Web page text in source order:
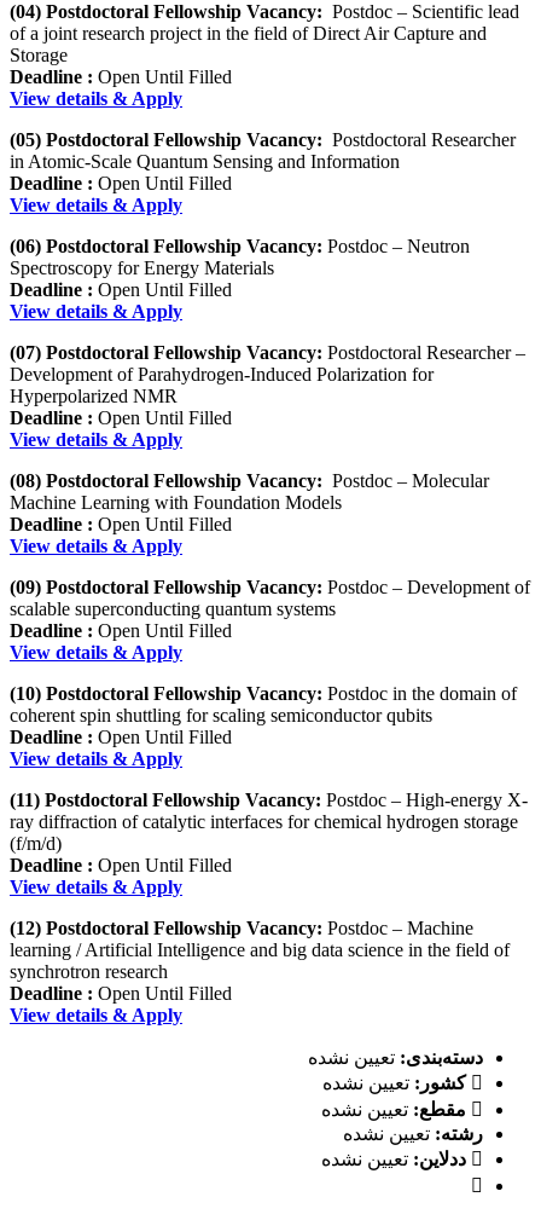
(04) Postdoctoral Fellowship Vacancy: Postdoc – Scientific lead
of a joint research project in the field of Direct Air Capture and
Storage
Deadline : Open Until Filled
View details & Apply
(05) Postdoctoral Fellowship Vacancy: Postdoctoral Researcher
in Atomic-Scale Quantum Sensing and Information
Deadline : Open Until Filled
View details & Apply
(06) Postdoctoral Fellowship Vacancy: Postdoc – Neutron
Spectroscopy for Energy Materials
Deadline : Open Until Filled
View details & Apply
(07) Postdoctoral Fellowship Vacancy: Postdoctoral Researcher –
Development of Parahydrogen-Induced Polarization for
Hyperpolarized NMR
Deadline : Open Until Filled
View details & Apply
(08) Postdoctoral Fellowship Vacancy: Postdoc – Molecular
Machine Learning with Foundation Models
Deadline : Open Until Filled
View details & Apply
(09) Postdoctoral Fellowship Vacancy: Postdoc – Development of
scalable superconducting quantum systems
Deadline : Open Until Filled
View details & Apply
(10) Postdoctoral Fellowship Vacancy: Postdoc in the domain of
coherent spin shuttling for scaling semiconductor qubits
Deadline : Open Until Filled
View details & Apply
(11) Postdoctoral Fellowship Vacancy: Postdoc – High-energy X-
ray diffraction of catalytic interfaces for chemical hydrogen storage
(f/m/d)
Deadline : Open Until Filled
View details & Apply
(12) Postdoctoral Fellowship Vacancy: Postdoc – Machine
learning / Artificial Intelligence and big data science in the field of
synchrotron research
Deadline : Open Until Filled
View details & Apply
دسته‌بندی: تعیین نشده
کشور: تعیین نشده
مقطع: تعیین نشده
رشته: تعیین نشده
ددلاین: تعیین نشده